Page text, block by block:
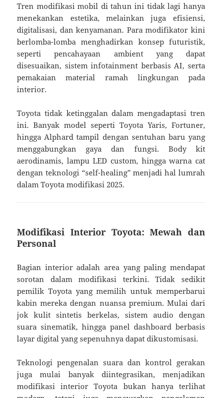
Tren modifikasi mobil di tahun ini tidak lagi hanya
menekankan estetika, melainkan juga efisiensi,
digitalisasi, dan kenyamanan. Para modifikator kini
berlomba-lomba menghadirkan konsep futuristik,
seperti pencahayaan ambient yang dapat
disesuaikan, sistem infotainment berbasis AI, serta
pemakaian material ramah lingkungan pada
interior.
Toyota tidak ketinggalan dalam mengadaptasi tren
ini. Banyak model seperti Toyota Yaris, Fortuner,
hingga Alphard tampil dengan sentuhan baru yang
menggabungkan gaya dan fungsi. Body kit
aerodinamis, lampu LED custom, hingga warna cat
dengan teknologi “self-healing” menjadi hal lumrah
dalam Toyota modifikasi 2025.
Modifikasi Interior Toyota: Mewah dan
Personal
Bagian interior adalah area yang paling mendapat
sorotan dalam modifikasi terkini. Tidak sedikit
pemilik Toyota yang memilih untuk memperbarui
kabin mereka dengan nuansa premium. Mulai dari
jok kulit sintetis berkelas, sistem audio dengan
suara sinematik, hingga panel dashboard berbasis
layar digital yang sepenuhnya dapat dikustomisasi.
Teknologi pengenalan suara dan kontrol gerakan
juga mulai banyak diintegrasikan, menjadikan
modifikasi interior Toyota bukan hanya terlihat